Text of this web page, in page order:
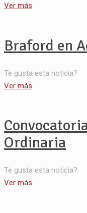
Ver más
Braford en
Te gusta esta noticia?
Ver más
Ordinaria
Te gusta esta noticia?
Ver más